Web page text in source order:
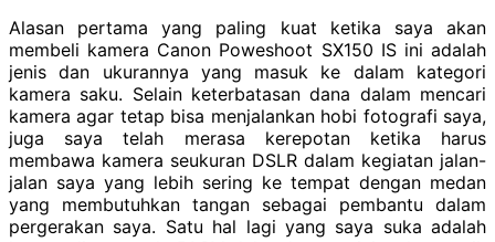
Alasan pertama yang paling kuat ketika saya akan
membeli kamera Canon Poweshoot SX150 IS ini adalah
jenis dan ukurannya yang masuk ke dalam kategori
kamera saku. Selain keterbatasan dana dalam mencari
kamera agar tetap bisa menjalankan hobi fotografi saya,
juga saya telah merasa kerepotan ketika harus
membawa kamera seukuran DSLR dalam kegiatan jalan-
jalan saya yang lebih sering ke tempat dengan medan
yang membutuhkan tangan sebagai pembantu dalam
pergerakan saya. Satu hal lagi yang saya suka adalah